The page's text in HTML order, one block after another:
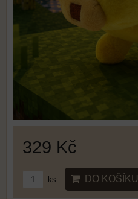
329 Kč
ks DO KOŠÍKU